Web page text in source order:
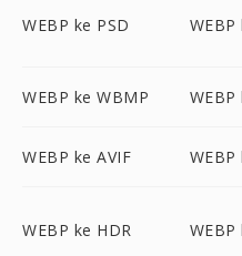
WEBP ke PSD WEBP
WEBP ke WBMP WEBP
WEBP ke AVIF WEBP
WEBP ke HDR WEBP